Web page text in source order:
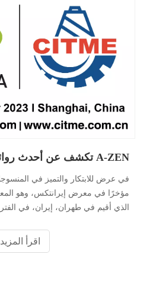
في عرض للابتكار والتميز في
مؤخرًا في معرض إيرانتكس، وهو
من الأقمشة المحبوكة، والتي تتميز
اقرأ المزيد